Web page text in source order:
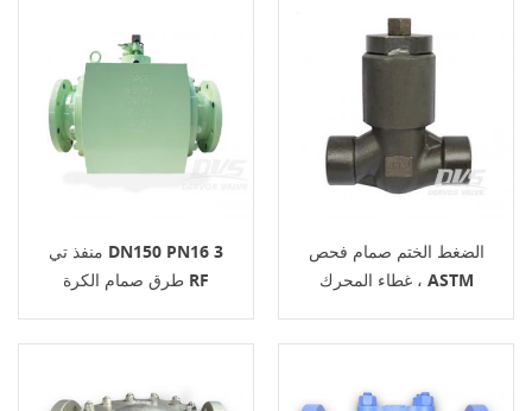
منفذ تي DN150 PN16 3
طرق صمام الكرة RF
الضغط الختم صمام فحص
غطاء المحرك ، ASTM